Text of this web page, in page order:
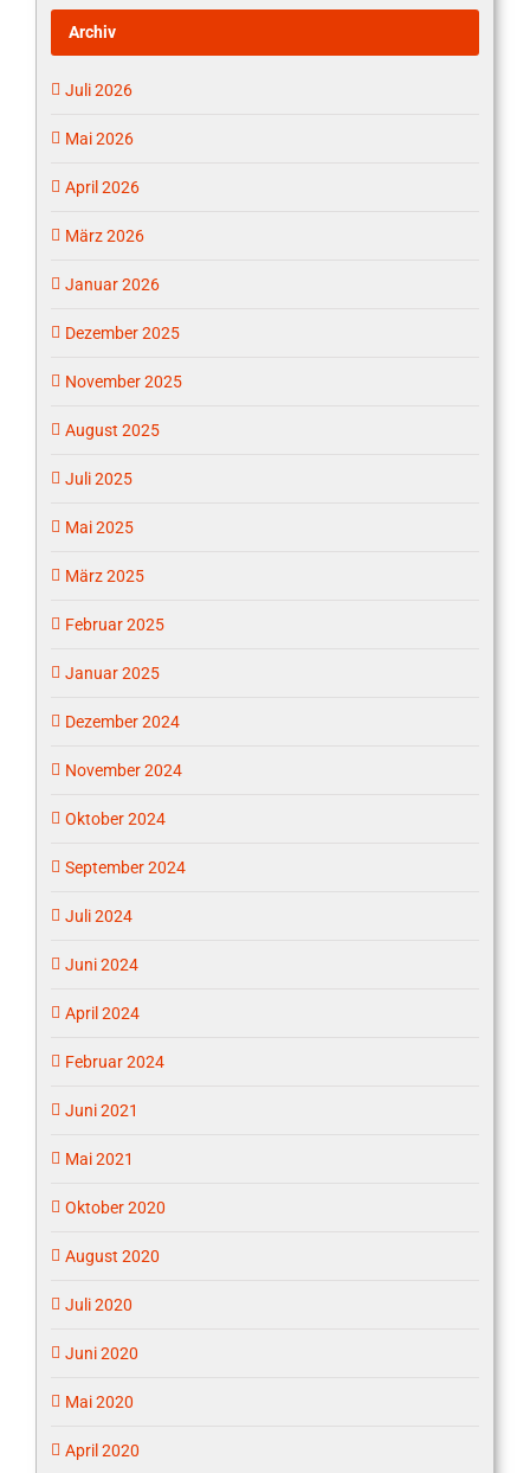
Archiv
Juli 2026
Mai 2026
April 2026
März 2026
Januar 2026
Dezember 2025
November 2025
August 2025
Juli 2025
Mai 2025
März 2025
Februar 2025
Januar 2025
Dezember 2024
November 2024
Oktober 2024
September 2024
Juli 2024
Juni 2024
April 2024
Februar 2024
Juni 2021
Mai 2021
Oktober 2020
August 2020
Juli 2020
Juni 2020
Mai 2020
April 2020